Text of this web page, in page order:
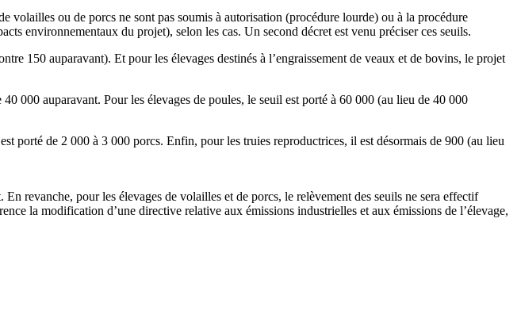
volailles ou de porcs ne sont pas soumis à autorisation (procédure lourde) ou à la procédure
environnementaux du projet), selon les cas. Un second décret est venu préciser ces seuils.
150 auparavant). Et pour les élevages destinés à l’engraissement de veaux et de bovins, le projet
000 auparavant. Pour les élevages de poules, le seuil est porté à 60 000 (au lieu de 40 000
porté de 2 000 à 3 000 porcs. Enfin, pour les truies reproductrices, il est désormais de 900 (au lieu
revanche, pour les élevages de volailles et de porcs, le relèvement des seuils ne sera effectif
la modification d’une directive relative aux émissions industrielles et aux émissions de l’élevage,